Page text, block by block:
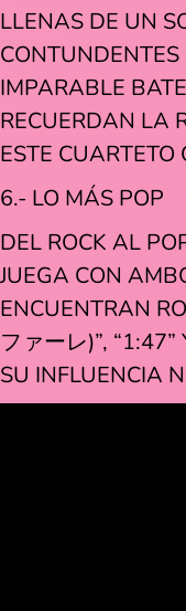
LLENAS DE UN
IMPARABLE
RECUERDAN LA
ESTE CUARTETO
6.- LO MÁS POP
DEL ROCK AL
JUEGA CON
ENCUENTRAN
ファーレ)”,
SU INFLUENCIA